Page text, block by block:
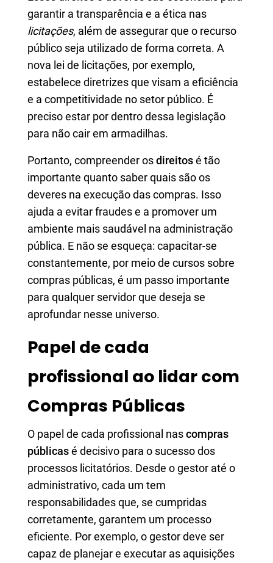
garantir a transparência e a ética nas
licitações, além de assegurar que o recurso
público seja utilizado de forma correta. A
nova lei de licitações, por exemplo,
estabelece diretrizes que visam a eficiência
e a competitividade no setor público. É
preciso estar por dentro dessa legislação
para não cair em armadilhas.
Portanto, compreender osdireitosé tão
importante quanto saber quais são os
deveres na execução das compras. Isso
ajuda a evitar fraudes e a promover um
ambiente mais saudável na administração
pública. E não se esqueça: capacitar-se
constantemente, por meio de cursos sobre
compras públicas, é um passo importante
para qualquer servidor que deseja se
aprofundar nesse universo.
Papel de cada
profissional ao lidar com
Compras Públicas
O papel de cada profissional nascompras
públicasé decisivo para o sucesso dos
processos licitatórios. Desde o gestor até o
administrativo, cada um tem
responsabilidades que, se cumpridas
corretamente, garantem um processo
eficiente. Por exemplo, o gestor deve ser
capaz de planejar e executar as aquisições